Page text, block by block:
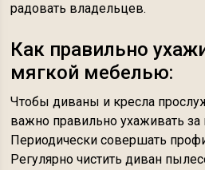
радовать владельцев.
Как правильно
мягкой мебелью:
Чтобы диваны и кресла
важно правильно ухаживать
Периодически совершать
Регулярно чистить диван